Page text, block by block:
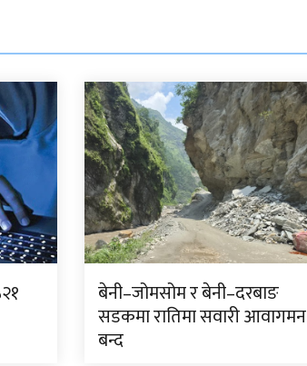
बेनी–जोमसोम र बेनी–दरबाङ
सडकमा रातिमा सवारी आवागमन
बन्द